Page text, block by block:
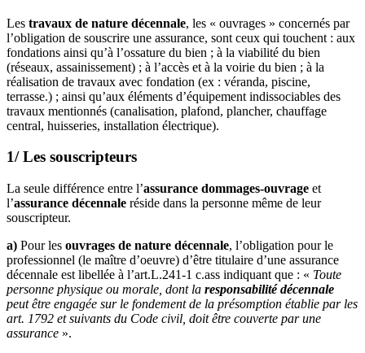
Les travaux de nature décennale, les « ouvrages » concernés par
l’obligation de souscrire une assurance, sont ceux qui touchent : aux
fondations ainsi qu’à l’ossature du bien ; à la viabilité du bien
(réseaux, assainissement) ; à l’accès et à la voirie du bien ; à la
réalisation de travaux avec fondation (ex : véranda, piscine,
terrasse.) ; ainsi qu’aux éléments d’équipement indissociables des
travaux mentionnés (canalisation, plafond, plancher, chauffage
central, huisseries, installation électrique).
1/ Les souscripteurs
La seule différence entre l’assurance dommages-ouvrage et
l’assurance décennale réside dans la personne même de leur
souscripteur.
a) Pour les ouvrages de nature décennale, l’obligation pour le
professionnel (le maître d’oeuvre) d’être titulaire d’une assurance
décennale est libellée à l’art.L.241-1 c.ass indiquant que : « Toute
personne physique ou morale, dont la responsabilité décennale
peut être engagée sur le fondement de la présomption établie par les
art. 1792 et suivants du Code civil, doit être couverte par une
assurance ».